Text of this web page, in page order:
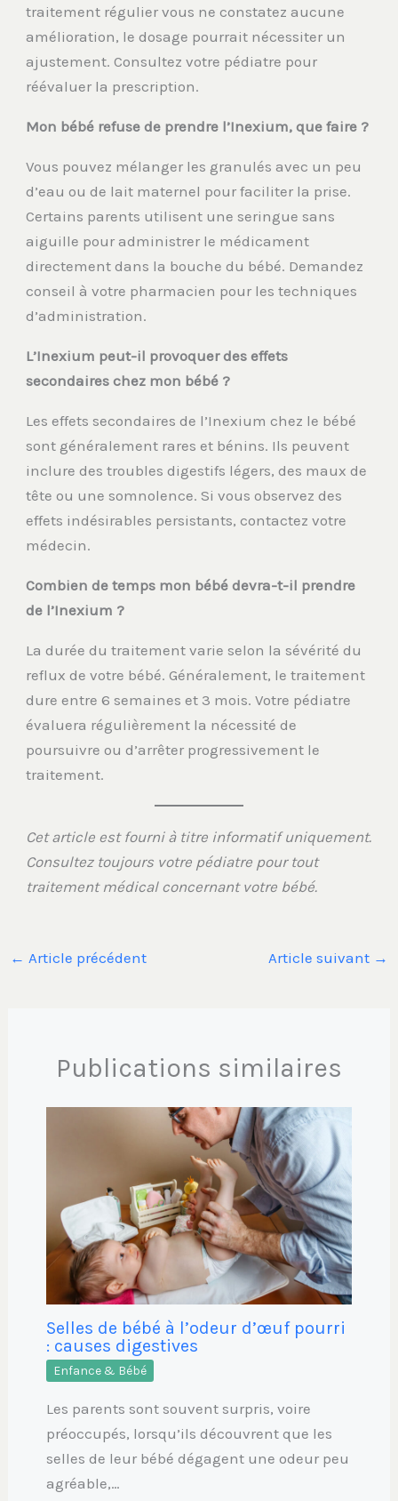
traitement régulier vous ne constatez aucune
amélioration, le dosage pourrait nécessiter un
ajustement. Consultez votre pédiatre pour
réévaluer la prescription.
Mon bébé refuse de prendre l’Inexium, que faire ?
Vous pouvez mélanger les granulés avec un peu
d’eau ou de lait maternel pour faciliter la prise.
Certains parents utilisent une seringue sans
aiguille pour administrer le médicament
directement dans la bouche du bébé. Demandez
conseil à votre pharmacien pour les techniques
d’administration.
L’Inexium peut-il provoquer des effets
secondaires chez mon bébé ?
Les effets secondaires de l’Inexium chez le bébé
sont généralement rares et bénins. Ils peuvent
inclure des troubles digestifs légers, des maux de
tête ou une somnolence. Si vous observez des
effets indésirables persistants, contactez votre
médecin.
Combien de temps mon bébé devra-t-il prendre
de l’Inexium ?
La durée du traitement varie selon la sévérité du
reflux de votre bébé. Généralement, le traitement
dure entre 6 semaines et 3 mois. Votre pédiatre
évaluera régulièrement la nécessité de
poursuivre ou d’arrêter progressivement le
traitement.
Cet article est fourni à titre informatif uniquement.
Consultez toujours votre pédiatre pour tout
traitement médical concernant votre bébé.
← Article précédent Article suivant →
Publications similaires
Selles de bébé à l’odeur d’œuf pourri
: causes digestives
Enfance & Bébé
Les parents sont souvent surpris, voire
préoccupés, lorsqu’ils découvrent que les
selles de leur bébé dégagent une odeur peu
agréable,…